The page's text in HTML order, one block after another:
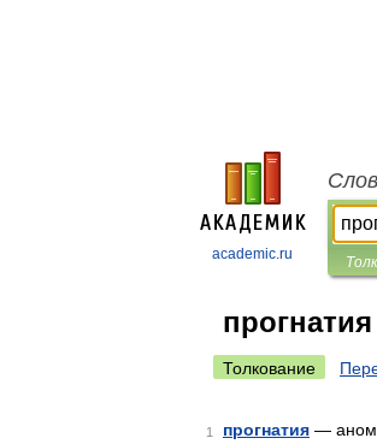
academic.ru
прогнатия
Толкование
1 прогнатия —